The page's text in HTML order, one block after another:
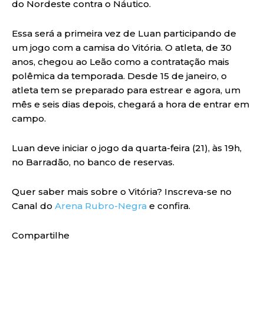
do Nordeste contra o Náutico.
Essa será a primeira vez de Luan participando de
um jogo com a camisa do Vitória. O atleta, de 30
anos, chegou ao Leão como a contratação mais
polêmica da temporada. Desde 15 de janeiro, o
atleta tem se preparado para estrear e agora, um
mês e seis dias depois, chegará a hora de entrar em
campo.
Luan deve iniciar o jogo da quarta-feira (21), às 19h,
no Barradão, no banco de reservas.
Quer saber mais sobre o Vitória? Inscreva-se no
Canal do Arena Rubro-Negra e confira.
Compartilhe